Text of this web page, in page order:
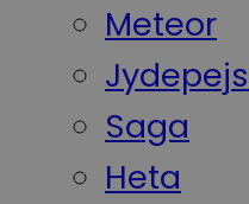
Meteor
Saga
Heta